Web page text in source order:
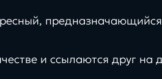
и ссылаются друг на